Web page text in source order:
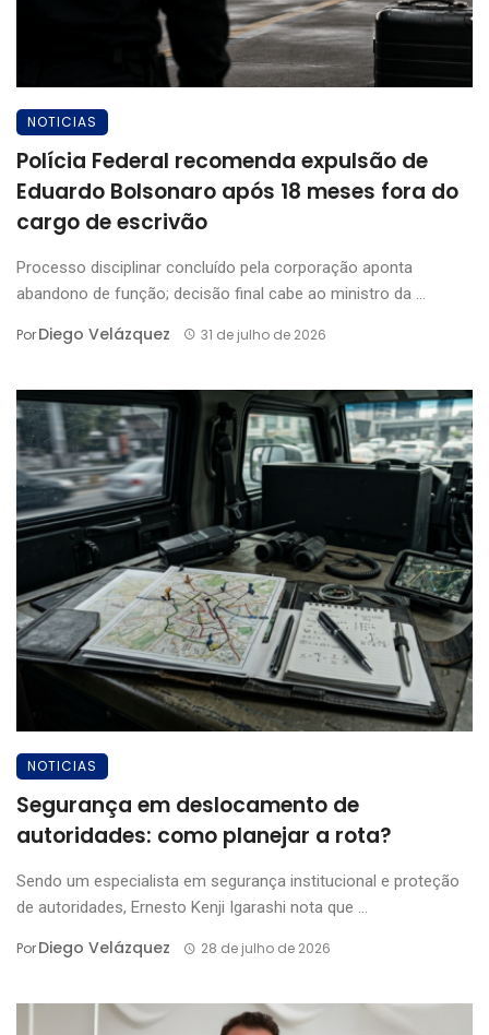
NOTICIAS
Polícia Federal recomenda expulsão de
Eduardo Bolsonaro após 18 meses fora do
cargo de escrivão
Processo disciplinar concluído pela corporação aponta
abandono de função; decisão final cabe ao ministro da ...
PorDiego Velázquez 31 de julho de 2026
NOTICIAS
Segurança em deslocamento de
autoridades: como planejar a rota?
Sendo um especialista em segurança institucional e proteção
de autoridades, Ernesto Kenji Igarashi nota que ...
PorDiego Velázquez 28 de julho de 2026